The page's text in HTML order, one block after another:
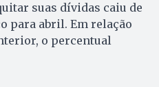
suas dívidas caiu de
para abril. Em relação
o percentual